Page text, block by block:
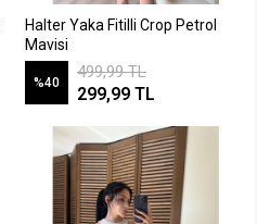
Halter Yaka Fitilli Crop Petrol
Mavisi
%40
499,99 TL
299,99 TL